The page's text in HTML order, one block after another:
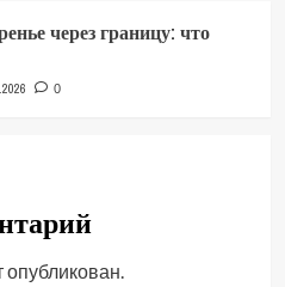
через границу: что
0
опубликован.